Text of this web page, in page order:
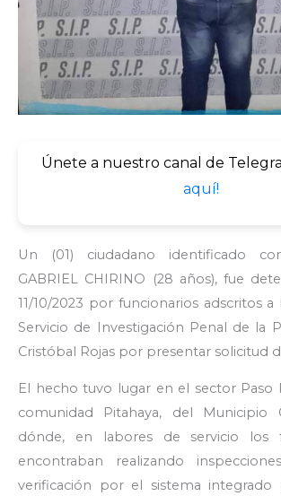
Únete a nuestro canal de
aquí!
Un (01) ciudadano identificado
GABRIEL CHIRINO (28 años), fue
11/10/2023 por funcionarios adscritos
Servicio de Investigación Penal de la
Cristóbal Rojas por presentar solicitud
El hecho tuvo lugar en el sector Paso
comunidad Pitahaya, del Municipio
dónde, en labores de servicio los
encontraban realizando
verificación por el sistema integrado